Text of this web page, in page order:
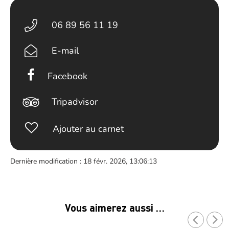
06 89 56 11 19
E-mail
Facebook
Tripadvisor
Ajouter au carnet
Dernière modification : 18 févr. 2026, 13:06:13
Vous aimerez aussi …